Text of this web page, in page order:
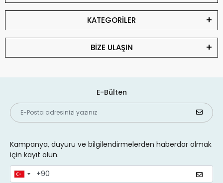
KATEGORİLER
BİZE ULAŞIN
E-Bülten
Kampanya, duyuru ve bilgilendirmelerden haberdar olmak
için kayıt olun.